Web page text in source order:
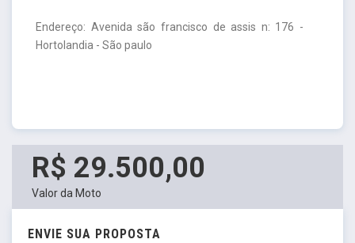
Endereço: Avenida são francisco de assis n: 176 -
Hortolandia - São paulo
R$ 29.500,00
Valor da Moto
ENVIE SUA PROPOSTA